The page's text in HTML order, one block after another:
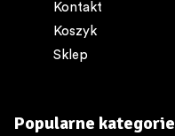
Kontakt
Koszyk
Sklep
Popularne kategorie